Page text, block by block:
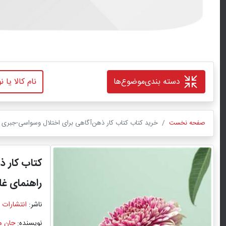
دسته بندیموضوع‌ها
صفحه نخست خرید کتاب کتاب کار ذهن‌آگاهی برای اختلال وسواسی-جبری
کتاب
راهنمای
ناشر:
نویسنده:جان